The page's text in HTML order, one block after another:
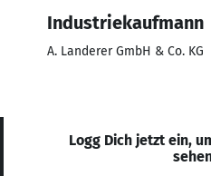
Industriekaufmann
A. Landerer GmbH & Co. KG
Logg Dich jetzt ein,